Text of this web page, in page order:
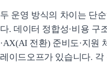
두 운영 방식의 차이는 단
다. 데이터 정합성·비용 구
·AX(AI 전환) 준비도·지원
레이드오프가 있습니다.